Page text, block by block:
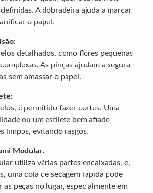
A dobradeira ajuda a marcar
o papel.
detalhados, como flores pequenas
As pinças ajudam a segurar
sem amassar o papel.
é permitido fazer cortes. Uma
ou um estilete bem afiado
limpos, evitando rasgos.
Modular:
utiliza várias partes encaixadas, e,
uma cola de secagem rápida pode
as peças no lugar, especialmente em